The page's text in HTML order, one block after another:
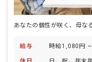
あなたの個性が咲く、母な
給与 時給1,080円 ~